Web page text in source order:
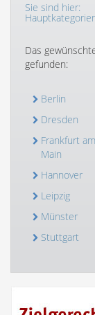
Sie sind hier:
Das
gefunden:
Berlin
Dresden
Frankfurt am
Main
Hannover
Leipzig
Münster
Stuttgart